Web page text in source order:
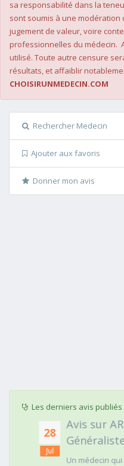
sa responsabilité dans la
sont soumis à une
jugement de valeur, voire
professionnelles du médecin.
utilisé. Toute autre censure
résultats, et affaiblir
CHOISIRUNMEDECIN.COM
Rechercher Medecin
Ajouter aux favoris
Donner mon avis
Les derniers avis publiés
28
Jul
Avis sur
Généraliste
Un médecin qui